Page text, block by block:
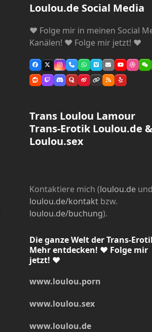
Loulou.de Social Media
❤ Folge mir in meinen Social
Kanälen! ❤ Folge mir jetzt! ❤
Facebook
X Instagram
TelefonWhatsapp
Vimeo
E-
Mail
YouTube
RedditTwitchDiscordQuoraWeiboWebseite
RSS Yelp
Trans Loulou Lamour
Trans-Erotik Loulou.de &
Loulou.sex
Kontaktiere mich (loulou.deund
loulou.de/kontaktbzw.
loulou.de/buchung).
Die ganze Welt der Trans-
Mehr entdecken! ❤ Folge mir
jetzt! ❤
www.loulou.porn
www.loulou.sex
www.loulou.de